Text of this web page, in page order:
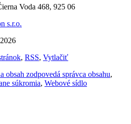
Voda 468, 925 06
s.r.o.
, RSS, Vytlačiť
obsah zodpovedá správca obsahu,
súkromia, Webové sídlo